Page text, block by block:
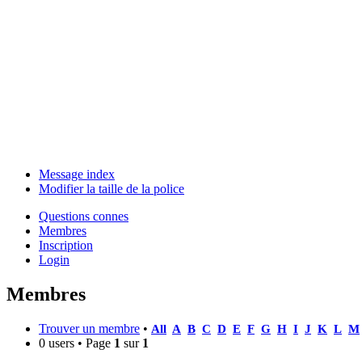
Message index
Modifier la taille de la police
Questions connes
Membres
Inscription
Login
Membres
Trouver un membre • All A B C D E F G H I J K L M
0 users • Page 1 sur 1